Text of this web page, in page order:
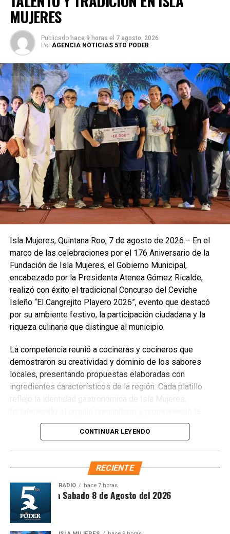
MUJERES
Publicado hace 9 horas el 7 agosto, 2026
Por AGENCIA NOTICIAS 5TO PODER
Isla Mujeres, Quintana Roo, 7 de agosto de 2026.– En el
marco de las celebraciones por el 176 Aniversario de la
Fundación de Isla Mujeres, el Gobierno Municipal,
encabezado por la Presidenta Atenea Gómez Ricalde,
realizó con éxito el tradicional Concurso del Ceviche
Isleño “El Cangrejito Playero 2026”, evento que destacó
por su ambiente festivo, la participación ciudadana y la
riqueza culinaria que distingue al municipio.
La competencia reunió a cocineras y cocineros que
demostraron su creatividad y dominio de los sabores
locales, presentando propuestas elaboradas con
ingredientes característicos de la región. Cada platillo
reflejó la identidad gastronómica de Isla Mujeres,
preservación de las tradiciones culinarias que han dado
prestigio al destino.CONTINUAR LEYENDO
RECIENTE
RADIO hace 7 horas
Matutina Sabado 8 de Agosto del 2026